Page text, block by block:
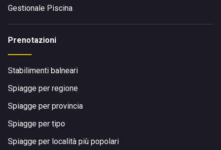
Gestionale Piscina
Prenotazioni
Stabilimenti balneari
Spiagge per regione
Spiagge per provincia
Spiagge per tipo
Spiagge per località più popolari